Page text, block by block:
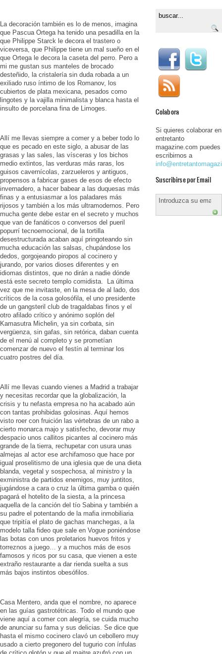
La decoración también es lo de menos, imagina
que Pascua Ortega ha tenido una pesadilla en la
que Philippe Starck le decora el trastero o
viceversa, que Philippe tiene un mal sueño en el
que Ortega le decora la caseta del perro. Pero a
mi me gustan sus manteles de brocado
desteñido, la cristalería sin duda robada a un
exiliado ruso íntimo de los Romanov, los
cubiertos de plata mexicana, pesados como
lingotes y la vajilla minimalista y blanca hasta el
insulto de porcelana fina de Limoges.
Allí me llevas siempre a comer y a beber todo lo
que es pecado en este siglo, a abusar de las
grasas y las sales, las vísceras y los bichos
medio extintos, las verduras más raras, los
guisos cavernícolas, zarzueleros y antiguos,
propensos a fabricar gases de esos de efecto
invernadero, a hacer babear a las duquesas más
finas y a entusiasmar a los paladares más
rijosos y también a los más ultramodernos. Pero
mucha gente debe estar en el secreto y muchos
que van de fanáticos o conversos del pueril
popurrí tecnoemocional, de la tortilla
desestructurada acaban aquí pringoteando sin
mucha educación las salsas, chupándose los
dedos, gorgojeando piropos al cocinero y
jurando, por varios dioses diferentes y en
idiomas distintos, que no dirán a nadie dónde
está este secreto templo comidista. La última
vez que me invitaste, en la mesa de al lado, dos
críticos de la cosa golosófila, el uno presidente
de un gangsteril club de tragaldabas finos y el
otro afilado crítico y anónimo soplón del
Kamasutra Michelin, ya sin corbata, sin
vergüenza, sin gafas, sin retórica, daban cuenta
de el menú al completo y se prometían
comenzar de nuevo el festín al terminar los
cuatro postres del día.
Allí me llevas cuando vienes a Madrid a trabajar
y necesitas recordar que la globalización, la
crisis y tu nefasta empresa no ha acabado aún
con tantas prohibidas golosinas. Aquí hemos
visto roer con fruición las vértebras de un rabo a
cierto monarca majo y satisfecho, devorar muy
despacio unos callitos picantes al cocinero más
grande de la tierra, rechupetar con usura unas
almejas al actor ese archifamoso que hace por
igual proselitismo de una iglesia que de una dieta
blanda, vegetal y sospechosa, al ministro y la
exministra de partidos enemigos, muy juntitos,
jugándose a cara o cruz la última gamba o quién
pagará el hotelito de la siesta, a la princesa
aquella de la canción del tío Sabina y también a
su padre el potentando de la mafia inmobiliaria
que tripitía el plato de gachas manchegas, a la
modelo talla fideo que sale en Vogue poniéndose
las botas con unos proletarios huevos fritos y
torreznos a juego… y a muchos más de esos
famosos y ricos por su casa, que vienen a este
extraño restaurante a dar rienda suelta a sus
más bajos instintos obesófilos.
Casa Mentero, anda que el nombre, no aparece
en las guías gastrotétricas. Todo el mundo que
viene aquí a comer con alegría, se cuida mucho
de anunciar su fama y sus delicias. Se dice que
hasta el mismo cocinero clavó un cebollero muy
usado a cierto pregonero del tugurio con ínfulas
Colabora
Si quieres colaborar en
entretanto
magazine.com puedes
escribirnos a
Suscribirse por Email